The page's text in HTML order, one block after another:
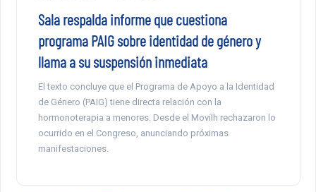
Sala respalda informe que cuestiona
programa PAIG sobre identidad de género y
llama a su suspensión inmediata
El texto concluye que el Programa de Apoyo a la Identidad
de Género (PAIG) tiene directa relación con la
hormonoterapia a menores. Desde el Movilh rechazaron lo
ocurrido en el Congreso, anunciando próximas
manifestaciones.